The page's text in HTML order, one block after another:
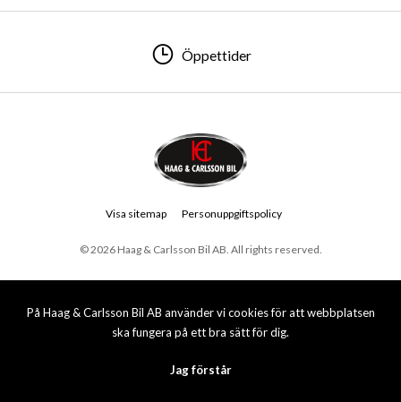
På Haag & Carlsson Bil AB använder vi cookies för att webbplatsen
ska fungera på ett bra sätt för dig.
Jag förstår
Öppettider
© 2026 Haag & Carlsson Bil AB. All rights reserved.
Visa sitemap Personuppgiftspolicy